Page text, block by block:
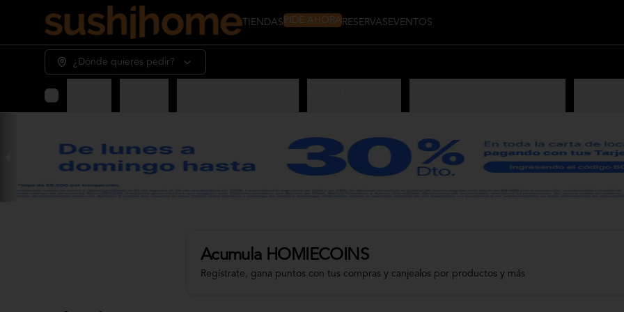
TIENDAS PIDE AHORA RESERVAS EVENTOS
¿Dónde quieres pedir?
Acumula HOMIECOINS
Regístrate, gana puntos con tus compras y canjealos por productos y más